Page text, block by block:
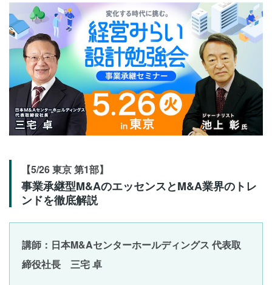
【5/26 東京 第1部】
事業承継型M&AのエッセンスとM&A業界のトレ
ンドを徹底解説
講師：日本M&Aセンターホールディングス 代表取
締役社長 三宅 卓